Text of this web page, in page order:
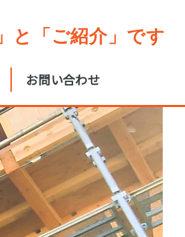
と「ご紹介」です
お問い合わせ